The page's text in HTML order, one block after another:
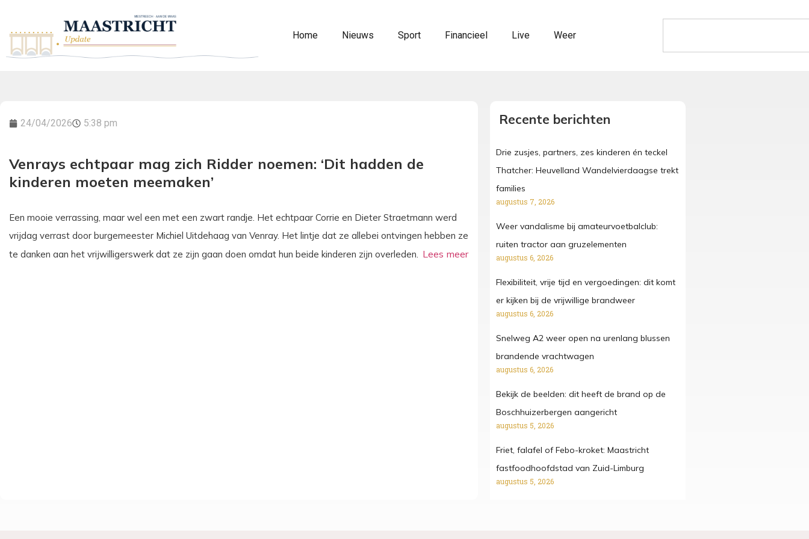
Home Nieuws Sport Financieel Live Weer
24/04/2026 5:38 pm
Venrays echtpaar mag zich Ridder noemen: ‘Dit hadden de
kinderen moeten meemaken’
Een mooie verrassing, maar wel een met een zwart randje. Het echtpaar Corrie en Dieter Straetmann werd
vrijdag verrast door burgemeester Michiel Uitdehaag van Venray. Het lintje dat ze allebei ontvingen hebben ze
te danken aan het vrijwilligerswerk dat ze zijn gaan doen omdat hun beide kinderen zijn overleden.
Recente berichten
Drie zusjes, partners, zes kinderen én teckel
Thatcher: Heuvelland Wandelvierdaagse trekt
families
augustus 7, 2026
Weer vandalisme bij amateurvoetbalclub:
ruiten tractor aan gruzelementen
augustus 6, 2026
Flexibiliteit, vrije tijd en vergoedingen: dit komt
er kijken bij de vrijwillige brandweer
augustus 6, 2026
Snelweg A2 weer open na urenlang blussen
brandende vrachtwagen
augustus 6, 2026
Bekijk de beelden: dit heeft de brand op de
Boschhuizerbergen aangericht
augustus 5, 2026
Friet, falafel of Febo-kroket: Maastricht
fastfoodhoofdstad van Zuid-Limburg
augustus 5, 2026